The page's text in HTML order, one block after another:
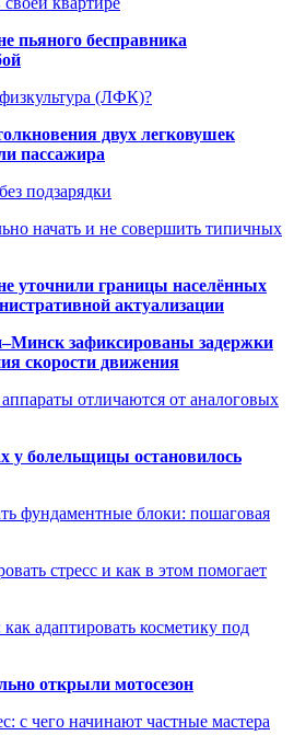
пьяного бесправника
(ЛФК)?
двух легковушек
пассажира
подзарядки
начать и не совершить типичных
уточнили границы населённых
актуализации
зафиксированы задержки
скорости движения
отличаются от аналоговых
у болельщицы остановилось
фундаментные блоки: пошаговая
стресс и как в этом помогает
адаптировать косметику под
открыли мотосезон
с чего начинают частные мастера